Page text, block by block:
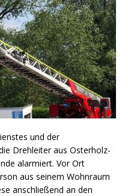
und der
Drehleiter aus Osterholz-
alarmiert. Vor Ort
aus seinem Wohnraum
anschließend an den